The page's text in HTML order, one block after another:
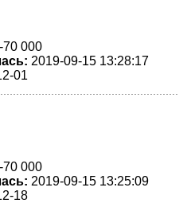
70 000
2019-09-15 13:28:17
01
70 000
2019-09-15 13:25:09
18